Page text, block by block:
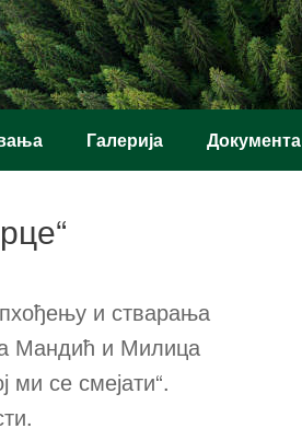
Галерија Документа
и стварања
Мандић и Милица
се смејати“.